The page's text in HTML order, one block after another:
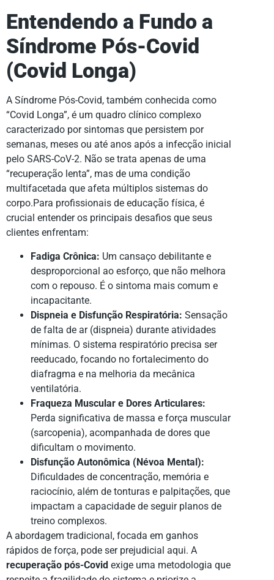
Entendendo a Fundo a
Síndrome Pós-Covid
(Covid Longa)
A Síndrome Pós-Covid, também conhecida como
“Covid Longa”, é um quadro clínico complexo
caracterizado por sintomas que persistem por
semanas, meses ou até anos após a infecção inicial
pelo SARS-CoV-2. Não se trata apenas de uma
“recuperação lenta”, mas de uma condição
multifacetada que afeta múltiplos sistemas do
corpo.Para profissionais de educação física, é
crucial entender os principais desafios que seus
clientes enfrentam:
Fadiga Crônica: Um cansaço debilitante e
desproporcional ao esforço, que não melhora
com o repouso. É o sintoma mais comum e
incapacitante.
Dispneia e Disfunção Respiratória: Sensação
de falta de ar (dispneia) durante atividades
mínimas. O sistema respiratório precisa ser
reeducado, focando no fortalecimento do
diafragma e na melhoria da mecânica
ventilatória.
Fraqueza Muscular e Dores Articulares:
Perda significativa de massa e força muscular
(sarcopenia), acompanhada de dores que
dificultam o movimento.
Disfunção Autonômica (Névoa Mental):
Dificuldades de concentração, memória e
raciocínio, além de tonturas e palpitações, que
impactam a capacidade de seguir planos de
treino complexos.
A abordagem tradicional, focada em ganhos
rápidos de força, pode ser prejudicial aqui. A
recuperação pós-Covid exige uma metodologia que